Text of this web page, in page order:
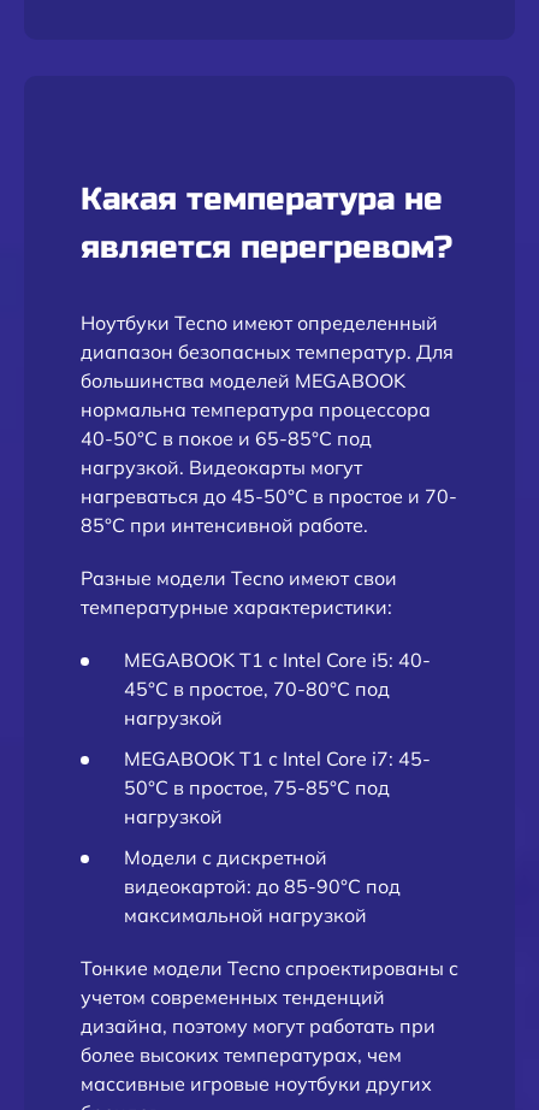
Какая температура не
является перегревом?
Ноутбуки Tecno имеют определенный
диапазон безопасных температур. Для
большинства моделей MEGABOOK
нормальна температура процессора
40-50°C в покое и 65-85°C под
нагрузкой. Видеокарты могут
нагреваться до 45-50°C в простое и 70-
85°C при интенсивной работе.
Разные модели Tecno имеют свои
температурные характеристики:
MEGABOOK T1 с Intel Core i5: 40-
45°C в простое, 70-80°C под
нагрузкой
MEGABOOK T1 с Intel Core i7: 45-
50°C в простое, 75-85°C под
нагрузкой
Модели с дискретной
видеокартой: до 85-90°C под
максимальной нагрузкой
Тонкие модели Tecno спроектированы с
учетом современных тенденций
дизайна, поэтому могут работать при
более высоких температурах, чем
массивные игровые ноутбуки других